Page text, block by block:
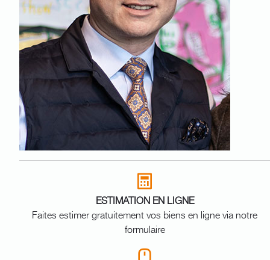
ESTIMATION EN LIGNE
Faites estimer gratuitement vos biens en ligne via notre
formulaire